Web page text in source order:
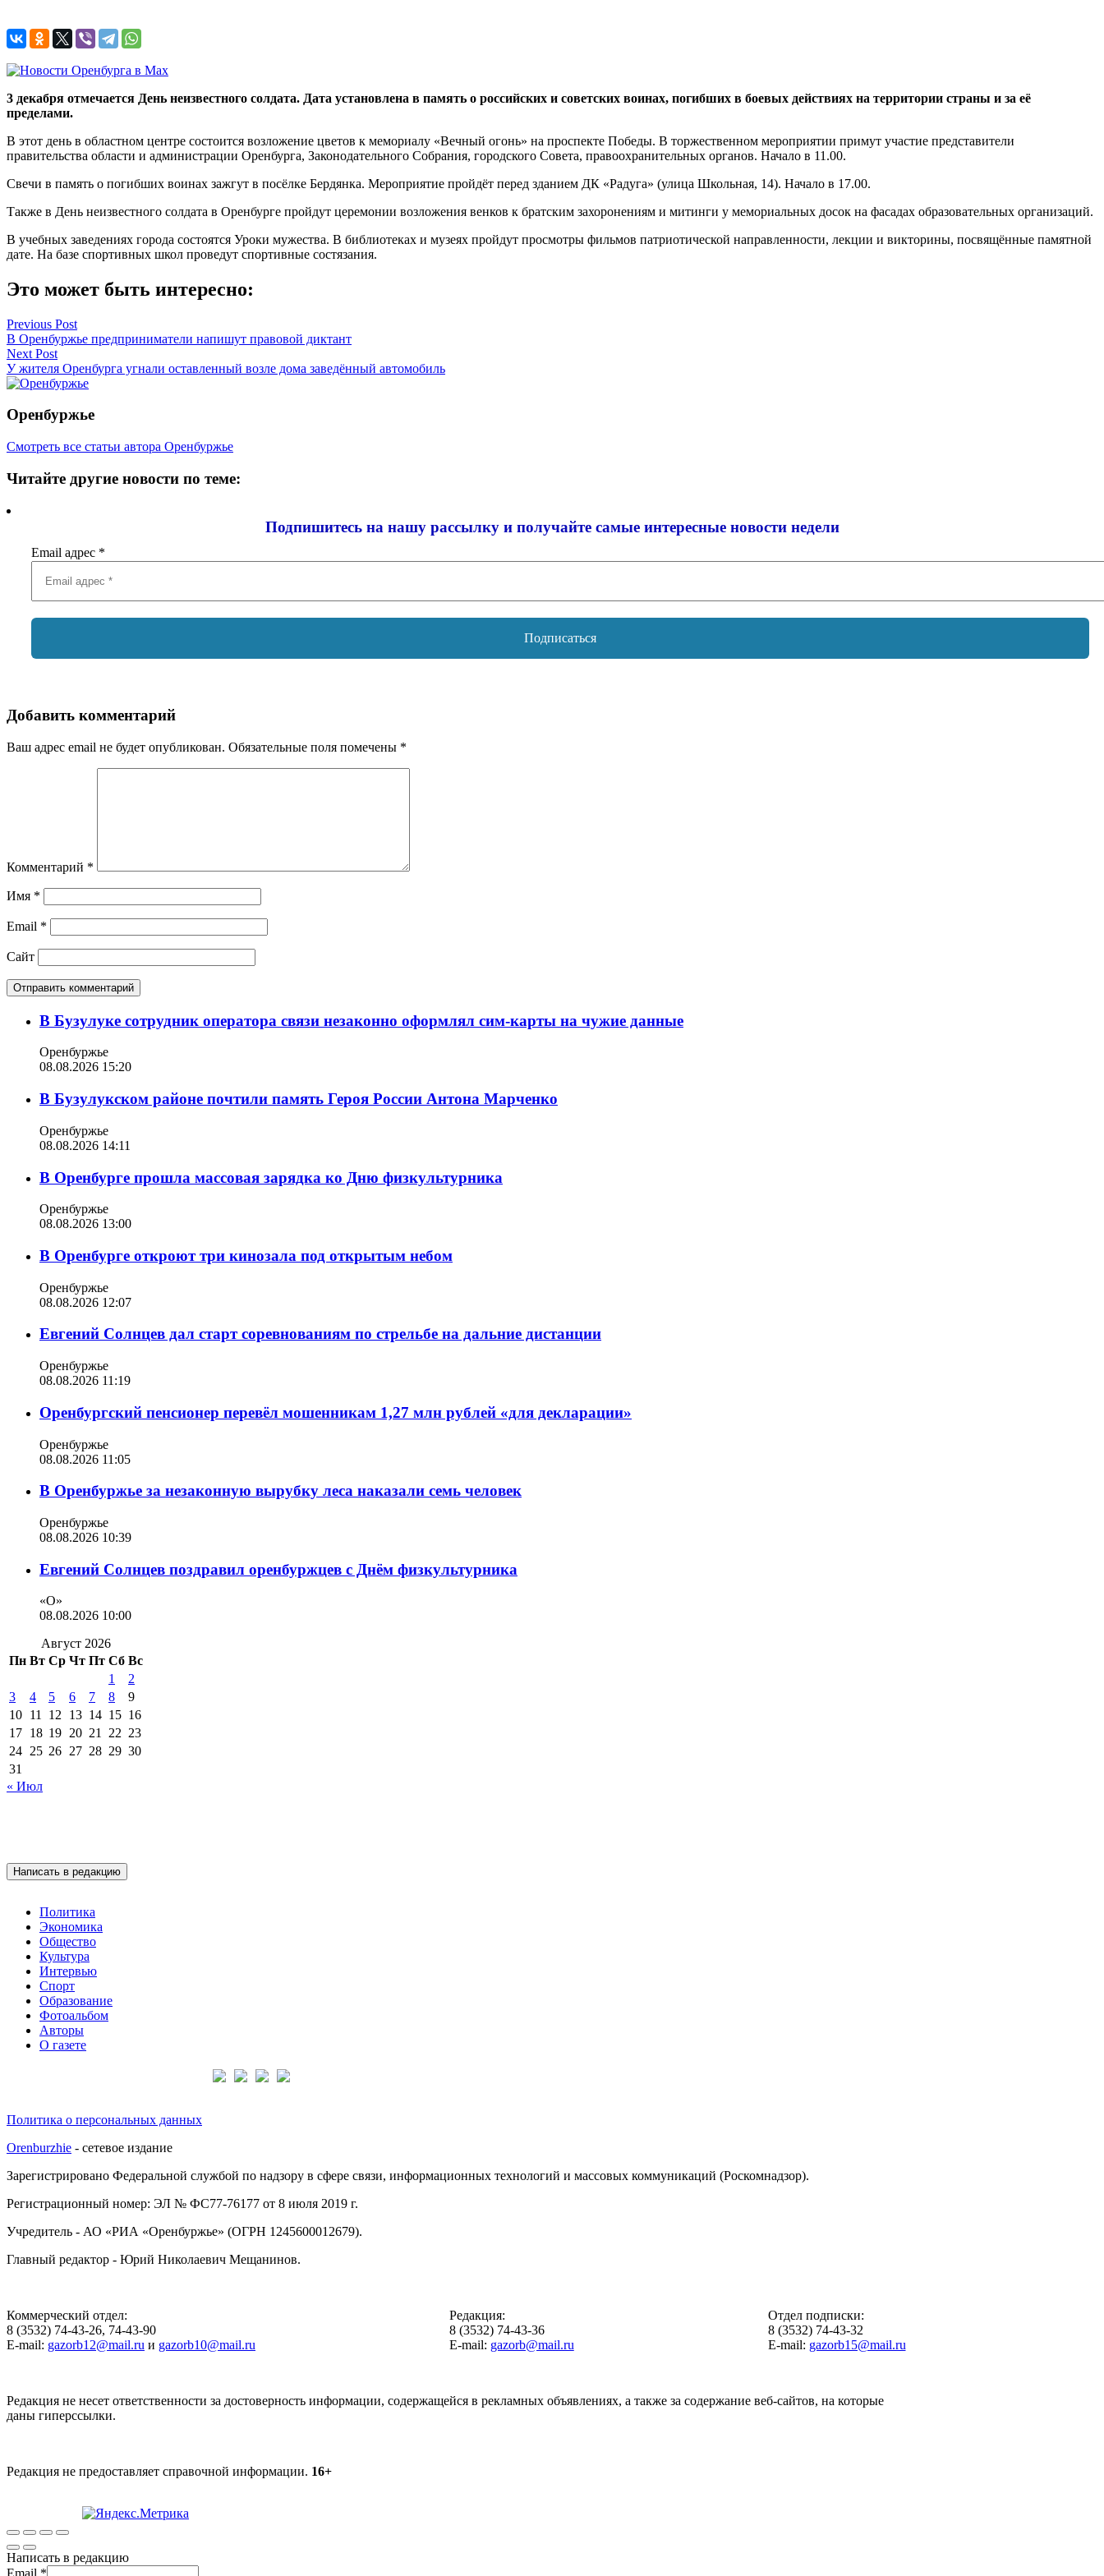
3 декабря отмечается День неизвестного солдата. Дата установлена в память о российских и советских воинах, погибших в боевых действиях на территории страны и за её
пределами.
В этот день в областном центре состоится возложение цветов к мемориалу «Вечный огонь» на проспекте Победы. В торжественном мероприятии примут участие представители
правительства области и администрации Оренбурга, Законодательного Собрания, городского Совета, правоохранительных органов. Начало в 11.00.
Свечи в память о погибших воинах зажгут в посёлке Бердянка. Мероприятие пройдёт перед зданием ДК «Радуга» (улица Школьная, 14). Начало в 17.00.
Также в День неизвестного солдата в Оренбурге пройдут церемонии возложения венков к братским захоронениям и митинги у мемориальных досок на фасадах образовательных организаций.
В учебных заведениях города состоятся Уроки мужества. В библиотеках и музеях пройдут просмотры фильмов патриотической направленности, лекции и викторины, посвящённые памятной
дате. На базе спортивных школ проведут спортивные состязания.
Это может быть интересно:
Навигация
по
записям
Previous Post
В Оренбуржье предприниматели напишут правовой диктант
Next Post
У жителя Оренбурга угнали оставленный возле дома заведённый автомобиль
Оренбуржье
Смотреть все статьи автора Оренбуржье
Читайте другие новости по теме:
Подпишитесь на нашу рассылку и получайте самые интересные новости недели
Email адрес *
Добавить комментарий
Ваш адрес email не будет опубликован. Обязательные поля помечены *
Комментарий *
Имя *
Email *
Сайт
В Бузулуке сотрудник оператора связи незаконно оформлял сим-карты на чужие данные
Оренбуржье
08.08.2026 15:20
В Бузулукском районе почтили память Героя России Антона Марченко
Оренбуржье
08.08.2026 14:11
В Оренбурге прошла массовая зарядка ко Дню физкультурника
Оренбуржье
08.08.2026 13:00
В Оренбурге откроют три кинозала под открытым небом
Оренбуржье
08.08.2026 12:07
Евгений Солнцев дал старт соревнованиям по стрельбе на дальние дистанции
Оренбуржье
08.08.2026 11:19
Оренбургский пенсионер перевёл мошенникам 1,27 млн рублей «для декларации»
Оренбуржье
08.08.2026 11:05
В Оренбуржье за незаконную вырубку леса наказали семь человек
Оренбуржье
08.08.2026 10:39
Евгений Солнцев поздравил оренбуржцев с Днём физкультурника
«О»
08.08.2026 10:00
Август 2026
Пн Вт Ср Чт Пт Сб Вс
1
2
3
4 5 6 7 8
9
10 11 12 13 14 15 16
17 18 19 20 21 22 23
24 25 26 27 28 29 30
31
« Июл
Написать в редакцию
Политика
Экономика
Общество
Культура
Интервью
Спорт
Образование
Фотоальбом
Авторы
О газете
Политика о персональных данных
Orenburzhie - сетевое издание
Зарегистрировано Федеральной службой по надзору в сфере связи, информационных технологий и массовых коммуникаций (Роскомнадзор).
Регистрационный номер: ЭЛ № ФС77-76177 от 8 июля 2019 г.
Учредитель - АО «РИА «Оренбуржье» (ОГРН 1245600012679).
Главный редактор - Юрий Николаевич Мещанинов.
Коммерческий отдел:
8 (3532) 74-43-26, 74-43-90
E-mail: gazorb12@mail.ru и gazorb10@mail.ru
Редакция:
8 (3532) 74-43-36
E-mail: gazorb@mail.ru
Отдел подписки:
8 (3532) 74-43-32
E-mail: gazorb15@mail.ru
Редакция не несет ответственности за достоверность информации, содержащейся в рекламных объявлениях, а также за содержание веб-сайтов, на которые
даны гиперссылки.
Редакция не предоставляет справочной информации. 16+
Написать в редакцию